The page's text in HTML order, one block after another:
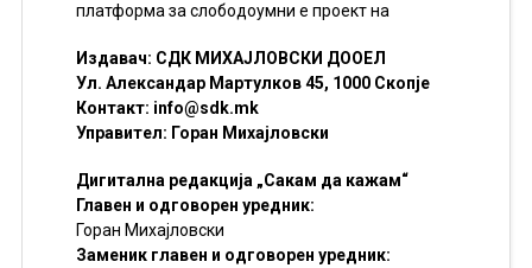
платформа за слободоумни е проект на
Издавач: СДК МИХАЈЛОВСКИ ДООЕЛ
Ул. Александар Мартулков 45, 1000 Скопје
Контакт: info@sdk.mk
Управител: Горан Михајловски
Дигитална редакција „Сакам да кажам“
Главен и одговорен уредник:
Горан Михајловски
Заменик главен и одговорен уредник: